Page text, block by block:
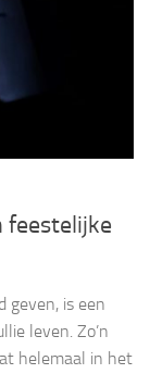
feestelijke
geven, is een
leven. Zo’n
helemaal in het